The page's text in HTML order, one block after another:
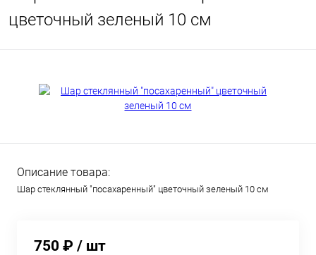
цветочный зеленый 10 см
Описание товара:
Шар стеклянный "посахаренный" цветочный зеленый 10 см
750 ₽ / шт